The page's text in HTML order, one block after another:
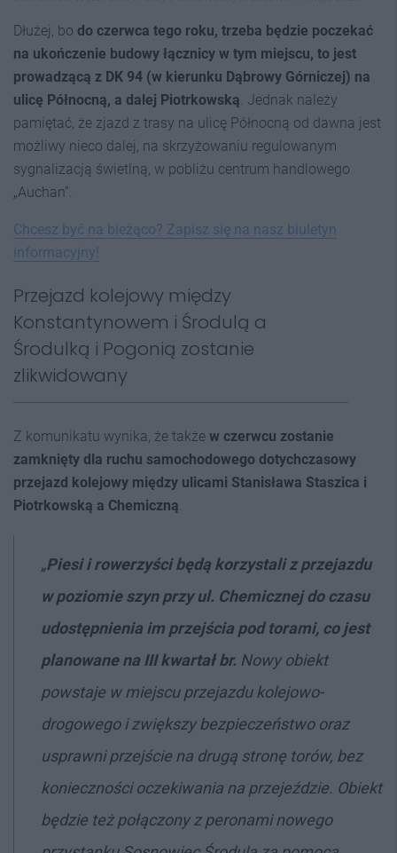
Dłużej, bo do czerwca tego roku, trzeba będzie poczekać
na ukończenie budowy łącznicy w tym miejscu, to jest
prowadzącą z DK 94 (w kierunku Dąbrowy Górniczej) na
ulicę Północną, a dalej Piotrkowską . Jednak należy
pamiętać, że zjazd z trasy na ulicę Północną od dawna jest
możliwy nieco dalej, na skrzyżowaniu regulowanym
sygnalizacją świetlną, w pobliżu centrum handlowego
„Auchan”.
Chcesz być na bieżąco? Zapisz się na nasz biuletyn
informacyjny!
Przejazd kolejowy między
Konstantynowem i Środulą a
Środulką i Pogonią zostanie
zlikwidowany
Z komunikatu wynika, że także w czerwcu zostanie
zamknięty dla ruchu samochodowego dotychczasowy
przejazd kolejowy między ulicami Stanisława Staszica i
Piotrkowską a Chemiczną
„Piesi i rowerzyści będą korzystali z przejazdu
w poziomie szyn przy ul. Chemicznej do czasu
udostępnienia im przejścia pod torami, co jest
planowane na III kwartał br. Nowy obiekt
powstaje w miejscu przejazdu kolejowo-
drogowego i zwiększy bezpieczeństwo oraz
usprawni przejście na drugą stronę torów, bez
konieczności oczekiwania na przejeździe. Obiekt
będzie też połączony z peronami nowego